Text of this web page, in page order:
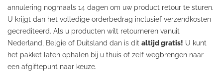
annulering nogmaals 14 dagen om uw product retour te sturen.
U krijgt dan het volledige orderbedrag inclusief verzendkosten
gecrediteerd. Als u producten wilt retourneren vanuit
Nederland, Belgie of Duitsland dan is dit altijd gratis! U kunt
het pakket laten ophalen bij u thuis of zelf wegbrengen naar
een afgiftepunt naar keuze.